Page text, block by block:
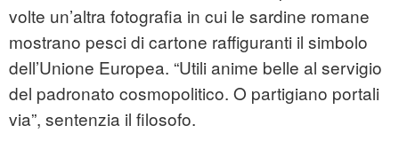
volte un’altra fotografia in cui le sardine romane
mostrano pesci di cartone raffiguranti il simbolo
dell’Unione Europea. “Utili anime belle al servigio
del padronato cosmopolitico. O partigiano portali
via”, sentenzia il filosofo.